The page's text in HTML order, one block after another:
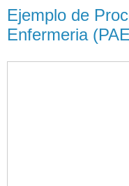
Ejemplo de
Enfermeria